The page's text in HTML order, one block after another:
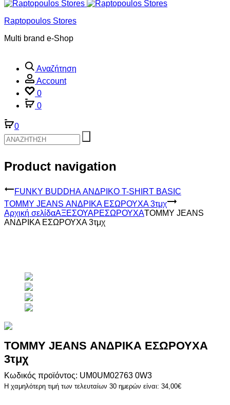
Raptopoulos Stores
Multi brand e-Shop
Αναζήτηση
Account
0
0
0
Product navigation
FUNKY BUDDHA ΑΝΔΡΙΚΟ T-SHIRT BASIC
TOMMY JEANS ΑΝΔΡΙΚΑ ΕΣΩΡΟΥΧΑ 3τμχ
Αρχική σελίδαΑΞΕΣΟΥΑΡΕΣΩΡΟΥΧΑTOMMY JEANS
ΑΝΔΡΙΚΑ ΕΣΩΡΟΥΧΑ 3τμχ
TOMMY JEANS ΑΝΔΡΙΚΑ ΕΣΩΡΟΥΧΑ
3τμχ
Κωδικός προϊόντος: UM0UM02763 0W3
Η χαμηλότερη τιμή των τελευταίων 30 ημερών είναι: 34,00€